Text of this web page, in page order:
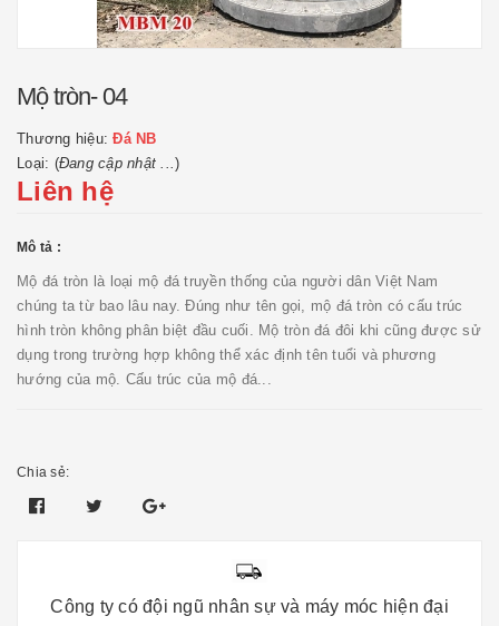
Mộ tròn- 04
Thương hiệu:Đá NB
Loại: (Đang cập nhật ...)
Liên hệ
Mô tả :
Mộ đá tròn là loại mộ đá truyền thống của người dân Việt Nam
chúng ta từ bao lâu nay. Đúng như tên gọi, mộ đá tròn có cấu trúc
hình tròn không phân biệt đầu cuối. Mộ tròn đá đôi khi cũng được sử
dụng trong trường hợp không thể xác định tên tuổi và phương
hướng của mộ. Cấu trúc của mộ đá...
Chia sẻ:
Công ty có đội ngũ nhân sự và máy móc hiện đại